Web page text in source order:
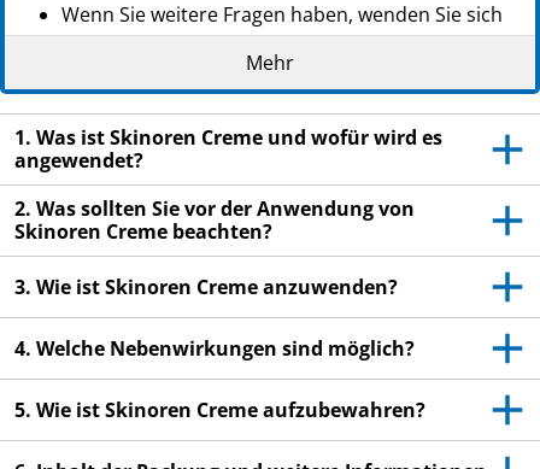
Wenn Sie weitere Fragen haben, wenden Sie sich
an Ihren Arzt oder Apotheker.
Dieses Arzneimittel wurde Ihnen persönlich
verschrieben. Geben Sie es nicht an Dritte weiter.
Es kann anderen Menschen schaden, auch wenn
diese die gleichen Beschwerden haben wie Sie.
Wenn Sie Nebenwirkungen bemerken, wenden Sie
sich an Ihren Arzt oder Apotheker. Dies gilt auch
Packungsbeilage angegeben sind. Siehe Abschnitt
Mehr
1. Was ist Skinoren Creme und wofür wird es
angewendet?
2. Was sollten Sie vor der Anwendung von
Skinoren Creme beachten?
3. Wie ist Skinoren Creme anzuwenden?
4. Welche Nebenwirkungen sind möglich?
5. Wie ist Skinoren Creme aufzubewahren?